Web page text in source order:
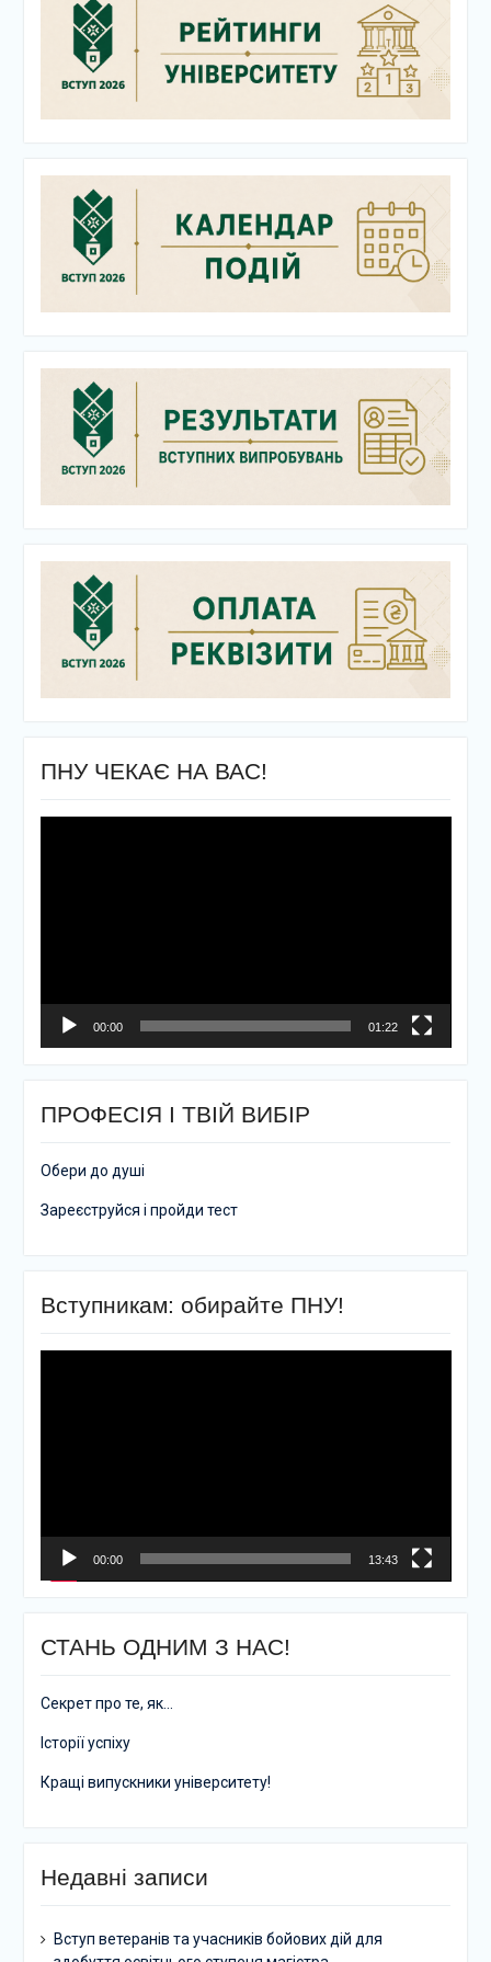
ПНУ ЧЕКАЄ НА ВАС!
00:00 01:22
ПРОФЕСІЯ І ТВІЙ ВИБІР
Обери до душі
Зареєструйся і пройди тест
Вступникам: обирайте ПНУ!
00:00 13:43
СТАНЬ ОДНИМ З НАС!
Секрет про те, як…
Історії успіху
Кращі випускники університету!
Недавні записи
Вступ ветеранів та учасників бойових дій для